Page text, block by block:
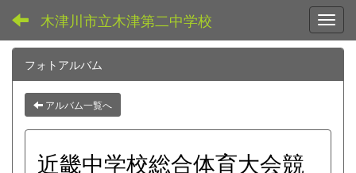
木津川市立木津第二中学校
フォトアルバム
アルバム一覧へ
近畿中学校総合体育大会競